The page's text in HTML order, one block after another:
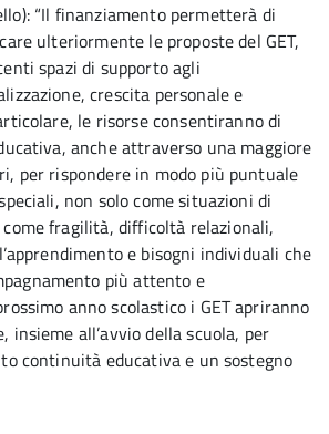
“Il finanziamento permetterà di
ulteriormente le proposte del GET,
spazi di supporto agli
crescita personale e
le risorse consentiranno di
anche attraverso una maggiore
per rispondere in modo più puntuale
non solo come situazioni di
fragilità, difficoltà relazionali,
e bisogni individuali che
più attento e
anno scolastico i GET apriranno
insieme all’avvio della scuola, per
continuità educativa e un sostegno